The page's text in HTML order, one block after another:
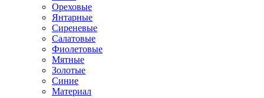
Ореховые
Янтарные
Сиреневые
Салатовые
Фиолетовые
Мятные
Золотые
Синие
Материал